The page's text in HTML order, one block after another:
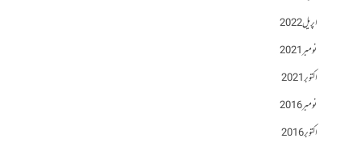
اپریل 2022
نومبر 2021
اکتوبر 2021
نومبر 2016
اکتوبر 2016